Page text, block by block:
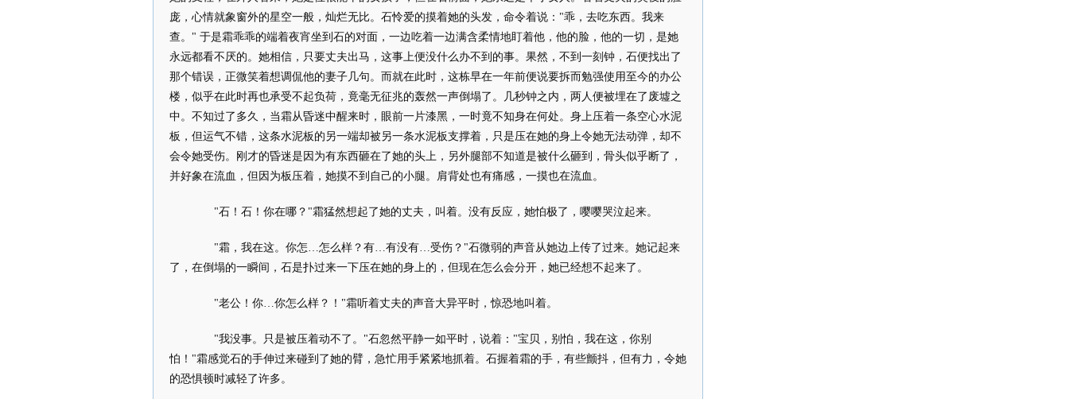
庞，心情就象窗外的星空一般，灿烂无比。石怜爱的摸着她的头发，命令着说："乖，去吃东西。我来
查。" 于是霜乖乖的端着夜宵坐到石的对面，一边吃着一边满含柔情地盯着他，他的脸，他的一切，是她
永远都看不厌的。她相信，只要丈夫出马，这事上便没什么办不到的事。果然，不到一刻钟，石便找出了
那个错误，正微笑着想调侃他的妻子几句。而就在此时，这栋早在一年前便说要拆而勉强使用至今的办公
楼，似乎在此时再也承受不起负荷，竟毫无征兆的轰然一声倒塌了。几秒钟之内，两人便被埋在了废墟之
中。不知过了多久，当霜从昏迷中醒来时，眼前一片漆黑，一时竟不知身在何处。身上压着一条空心水泥
板，但运气不错，这条水泥板的另一端却被另一条水泥板支撑着，只是压在她的身上令她无法动弹，却不
会令她受伤。刚才的昏迷是因为有东西砸在了她的头上，另外腿部不知道是被什么砸到，骨头似乎断了，
并好象在流血，但因为板压着，她摸不到自己的小腿。肩背处也有痛感，一摸也在流血。
"石！石！你在哪？"霜猛然想起了她的丈夫，叫着。没有反应，她怕极了，嘤嘤哭泣起来。
"霜，我在这。你怎…怎么样？有…有没有…受伤？"石微弱的声音从她边上传了过来。她记起来
了，在倒塌的一瞬间，石是扑过来一下压在她的身上的，但现在怎么会分开，她已经想不起来了。
"老公！你…你怎么样？！"霜听着丈夫的声音大异平时，惊恐地叫着。
"我没事。只是被压着动不了。"石忽然平静一如平时，说着："宝贝，别怕，我在这，你别
怕！"霜感觉石的手伸过来碰到了她的臂，急忙用手紧紧地抓着。石握着霜的手，有些颤抖，但有力，令她
的恐惧顿时减轻了许多。